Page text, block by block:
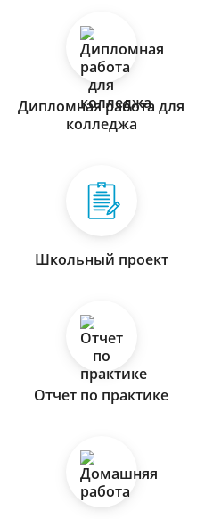
Дипломная работа для
колледжа
Школьный проект
Отчет по практике